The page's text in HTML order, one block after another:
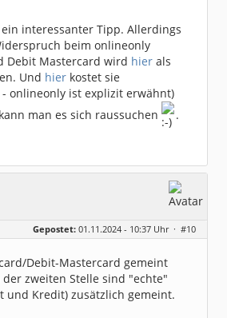
interessanter Tipp. Allerdings
beim onlineonly
Debit Mastercard wird hier als
Und hier kostet sie
onlineonly ist explizit erwähnt)
man es sich raussuchen
.
Gepostet: 01.11.2024 - 10:37 Uhr · #10
Debit-Mastercard gemeint
zweiten Stelle sind "echte"
und Kredit) zusätzlich gemeint.